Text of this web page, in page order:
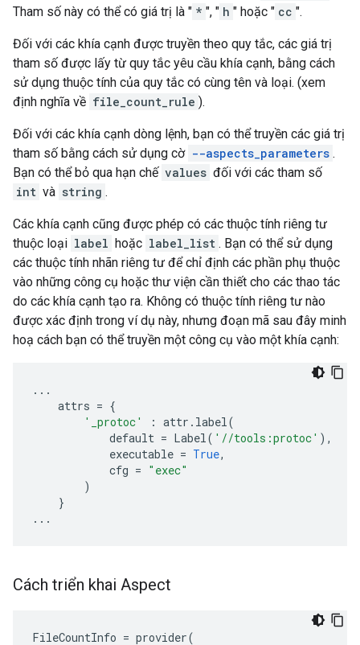
Tham số này có thể có giá trị là " * ", " h " hoặc " cc ".
Đối với các khía cạnh được truyền theo quy tắc, các giá trị
tham số được lấy từ quy tắc yêu cầu khía cạnh, bằng cách
sử dụng thuộc tính của quy tắc có cùng tên và loại. (xem
định nghĩa về file_count_rule ).
Đối với các khía cạnh dòng lệnh, bạn có thể truyền các giá trị
tham số bằng cách sử dụng cờ --aspects_parameters .
Bạn có thể bỏ qua hạn chế values đối với các tham số
int và string .
Các khía cạnh cũng được phép có các thuộc tính riêng tư
thuộc loại label hoặc label_list . Bạn có thể sử dụng
các thuộc tính nhãn riêng tư để chỉ định các phần phụ thuộc
vào những công cụ hoặc thư viện cần thiết cho các thao tác
do các khía cạnh tạo ra. Không có thuộc tính riêng tư nào
được xác định trong ví dụ này, nhưng đoạn mã sau đây minh
hoạ cách bạn có thể truyền một công cụ vào một khía cạnh:
...
attrs = {
'_protoc'
: attr . label(
default = Label( '//tools:protoc' ),
executable = True,
cfg = "exec"
)
}
...
Cách triển khai Aspect
FileCountInfo = provider(